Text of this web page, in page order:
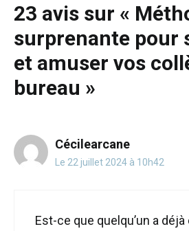
créatives !
5 août 2024
23 avis sur «
surprenante pour
et amuser vos
bureau »
Cécilearcane
Le 22 juillet 2024 à 10h42
Est-ce que quelqu’un a